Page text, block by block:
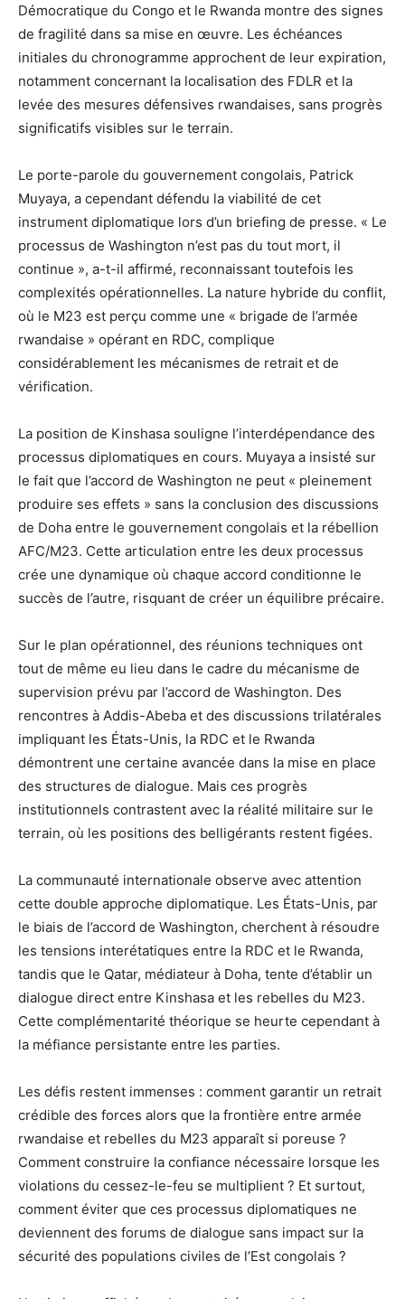
Démocratique du Congo et le Rwanda montre des signes
de fragilité dans sa mise en œuvre. Les échéances
initiales du chronogramme approchent de leur expiration,
notamment concernant la localisation des FDLR et la
levée des mesures défensives rwandaises, sans progrès
significatifs visibles sur le terrain.
Le porte-parole du gouvernement congolais, Patrick
Muyaya, a cependant défendu la viabilité de cet
instrument diplomatique lors d’un briefing de presse. « Le
processus de Washington n’est pas du tout mort, il
continue », a-t-il affirmé, reconnaissant toutefois les
complexités opérationnelles. La nature hybride du conflit,
où le M23 est perçu comme une « brigade de l’armée
rwandaise » opérant en RDC, complique
considérablement les mécanismes de retrait et de
vérification.
La position de Kinshasa souligne l’interdépendance des
processus diplomatiques en cours. Muyaya a insisté sur
le fait que l’accord de Washington ne peut « pleinement
produire ses effets » sans la conclusion des discussions
de Doha entre le gouvernement congolais et la rébellion
AFC/M23. Cette articulation entre les deux processus
crée une dynamique où chaque accord conditionne le
succès de l’autre, risquant de créer un équilibre précaire.
Sur le plan opérationnel, des réunions techniques ont
tout de même eu lieu dans le cadre du mécanisme de
supervision prévu par l’accord de Washington. Des
rencontres à Addis-Abeba et des discussions trilatérales
impliquant les États-Unis, la RDC et le Rwanda
démontrent une certaine avancée dans la mise en place
des structures de dialogue. Mais ces progrès
institutionnels contrastent avec la réalité militaire sur le
terrain, où les positions des belligérants restent figées.
La communauté internationale observe avec attention
cette double approche diplomatique. Les États-Unis, par
le biais de l’accord de Washington, cherchent à résoudre
les tensions interétatiques entre la RDC et le Rwanda,
tandis que le Qatar, médiateur à Doha, tente d’établir un
dialogue direct entre Kinshasa et les rebelles du M23.
Cette complémentarité théorique se heurte cependant à
la méfiance persistante entre les parties.
Les défis restent immenses : comment garantir un retrait
crédible des forces alors que la frontière entre armée
rwandaise et rebelles du M23 apparaît si poreuse ?
Comment construire la confiance nécessaire lorsque les
violations du cessez-le-feu se multiplient ? Et surtout,
comment éviter que ces processus diplomatiques ne
deviennent des forums de dialogue sans impact sur la
sécurité des populations civiles de l’Est congolais ?